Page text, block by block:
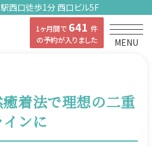
西口徒歩1分 西口ビル5F
1ヶ月間で 641 件
の予約が入りました
MENU
着法で理想の二重
インに